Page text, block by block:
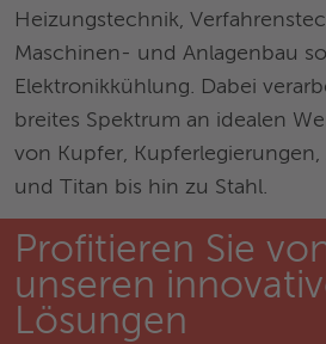
Heizungstechnik,
Maschinen- und Anlagenbau
Elektronikkühlung. Dabei
breites Spektrum an idealen
von Kupfer,
und Titan bis hin zu Stahl.
Profitieren Sie
unseren
Lösungen